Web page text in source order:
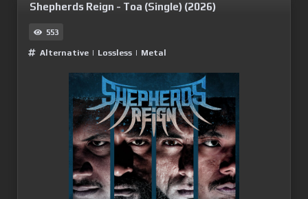
Shepherds Reign - Toa (Single) (2026)
553
Alternative | Lossless | Metal